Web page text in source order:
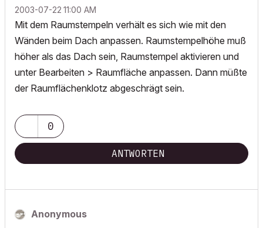
‎2003-07-22 11:00 AM
Mit dem Raumstempeln verhält es sich wie mit den
Wänden beim Dach anpassen. Raumstempelhöhe muß
höher als das Dach sein, Raumstempel aktivieren und
unter Bearbeiten > Raumfläche anpassen. Dann müßte
der Raumflächenklotz abgeschrägt sein.
0
ANTWORTEN
Anonymous